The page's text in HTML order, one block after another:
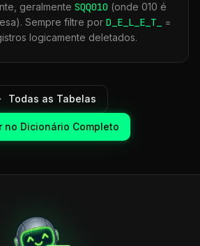
geralmente SQQ010 (onde 010 é
Sempre filtre por D_E_L_E_T_
=
logicamente deletados.
Todas as Tabelas
no Dicionário Completo